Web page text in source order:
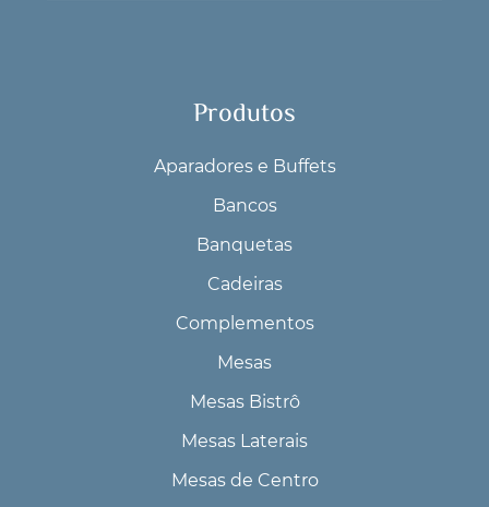
Produtos
Aparadores e Buffets
Bancos
Banquetas
Cadeiras
Complementos
Mesas
Mesas Bistrô
Mesas Laterais
Mesas de Centro